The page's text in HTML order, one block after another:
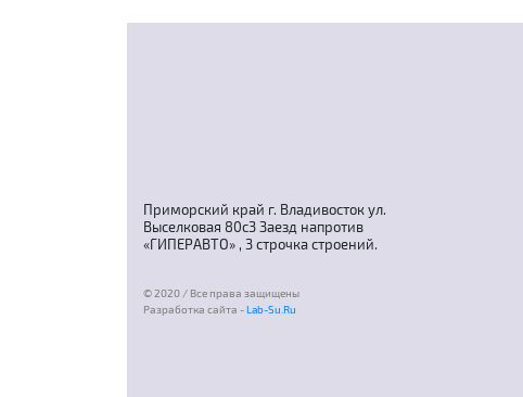
Приморский край г. Владивосток ул.
Выселковая 80с3 Заезд напротив
«ГИПЕРАВТО» , 3 строчка строений.
© 2020 / Все права защищены
Разработка сайта -Lab-Su.Ru